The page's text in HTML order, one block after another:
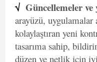
√ Güncellemeler ve
arayüzü, uygulamalar
kolaylaştıran yeni
tasarıma sahip,
düzen ve netlik için